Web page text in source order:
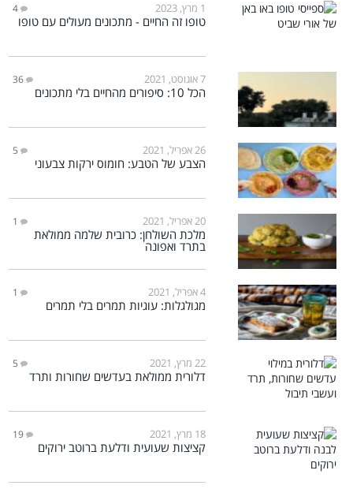
1 מרץ, 2023 4
טופו זה החיים - מתכונים מעולים עם טופו
7 אוגוסט, 2021 36
הכל 10: סיפורים מהחיים בלי מתכונים
26 אפריל, 2021 5
הצבע של הטבע: חומוס ירקות צבעוני
20 אפריל, 2021 1
מלכת השולחן: כרובית שלמה ממולאת
בתרד ואפונה
4 אפריל, 2021 1
מגולגלות: עוגיות תמרים בלי תמרים
22 מרץ, 2021 5
דלורית ממולאת בעדשים שחורות ותרד
18 מרץ, 2021 19
קציצות שעועית ודלעת ברוטב ירוקים